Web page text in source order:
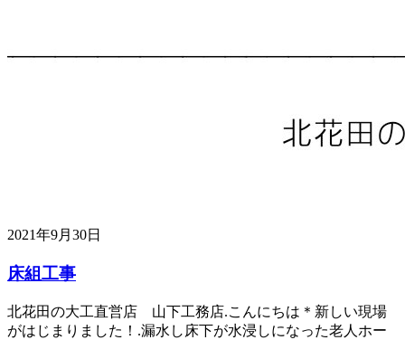
2021年9月30日
床組工事
北花田の大工直営店 山下工務店.こんにちは＊新しい現場
がはじまりました！.漏水し床下が水浸しになった老人ホー